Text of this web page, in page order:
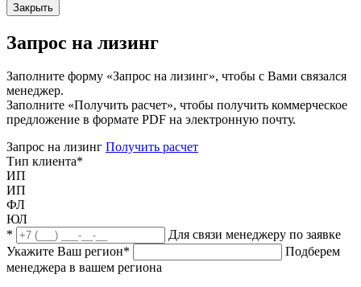
Закрыть
Запрос на лизинг
Заполните форму «Запрос на лизинг», чтобы с Вами связался
менеджер.
Заполните «Получить расчет», чтобы получить коммерческое
предложение в формате PDF на электронную почту.
Запрос на лизинг Получить расчет
Тип клиента*
ИП
ИП
ФЛ
ЮЛ
*
Для связи менеджеру по заявке
Укажите Ваш регион*
Подберем
менеджера в вашем региона